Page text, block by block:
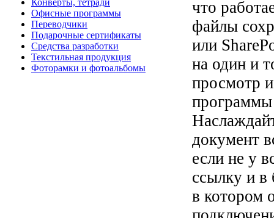
Офисные программы
Переводчики
Подарочные сертификаты
Средства разработки
Текстильная продукция
Фоторамки и фотоальбомы
что
файлы
или
на один и
просмотр
программы
документ
если не у
ссылку и в
в котором